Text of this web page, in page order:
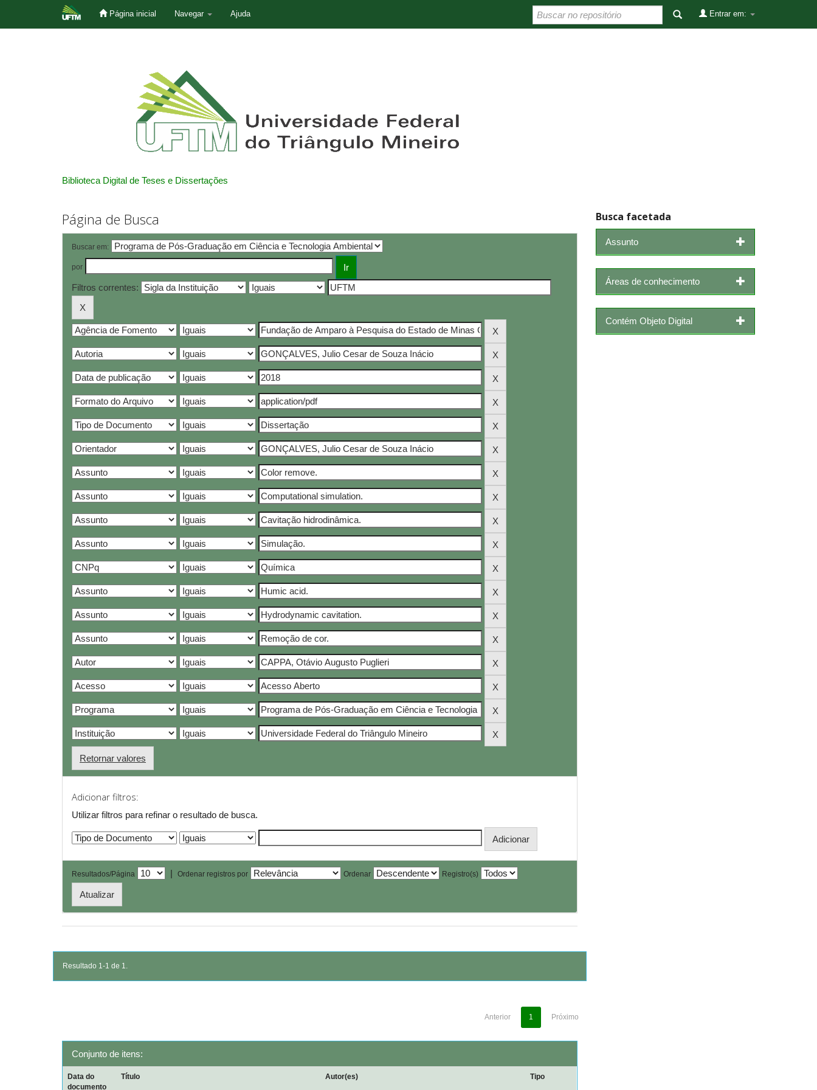
Página inicial Navegar Ajuda Entrar em:
Biblioteca Digital de Teses e Dissertações
Página de Busca
Buscar em:
por
Filtros correntes:
Retornar valores
Adicionar filtros:
Utilizar filtros para refinar o resultado de busca.
Resultados/Página | Ordenar registros por Ordenar Registro(s)
Resultado 1-1 de 1.
Anterior 1 Próximo
Conjunto de itens:
Data do
documento
Título Autor(es) Tipo
Busca facetada
Assunto
Áreas de conhecimento
Contém Objeto Digital